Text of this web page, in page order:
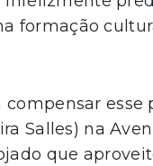
formação
compensar
Salles) na
que